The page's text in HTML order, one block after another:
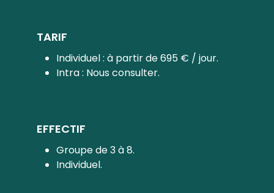
TARIF
Individuel : à partir de 695 € / jour.
Intra : Nous consulter.
EFFECTIF
Groupe de 3 à 8.
Individuel.